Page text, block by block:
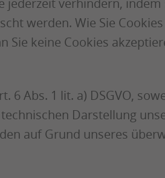
werden. Wie Sie
keine Cookies
6 Abs. 1 lit. a) DSGVO,
Darstellung
auf Grund unseres